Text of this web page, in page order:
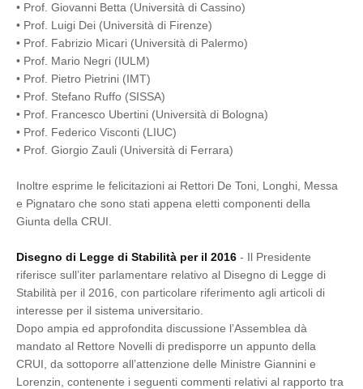
• Prof. Giovanni Betta (Università di Cassino)
• Prof. Luigi Dei (Università di Firenze)
• Prof. Fabrizio Mìcari (Università di Palermo)
• Prof. Mario Negri (IULM)
• Prof. Pietro Pietrini (IMT)
• Prof. Stefano Ruffo (SISSA)
• Prof. Francesco Ubertini (Università di Bologna)
• Prof. Federico Visconti (LIUC)
• Prof. Giorgio Zauli (Università di Ferrara)
Inoltre esprime le felicitazioni ai Rettori De Toni, Longhi, Messa
e Pignataro che sono stati appena eletti componenti della
Giunta della CRUI.
Disegno di Legge di Stabilità per il 2016 - Il Presidente
riferisce sull’iter parlamentare relativo al Disegno di Legge di
Stabilità per il 2016, con particolare riferimento agli articoli di
interesse per il sistema universitario.
Dopo ampia ed approfondita discussione l’Assemblea dà
mandato al Rettore Novelli di predisporre un appunto della
CRUI, da sottoporre all’attenzione delle Ministre Giannini e
Lorenzin, contenente i seguenti commenti relativi al rapporto tra